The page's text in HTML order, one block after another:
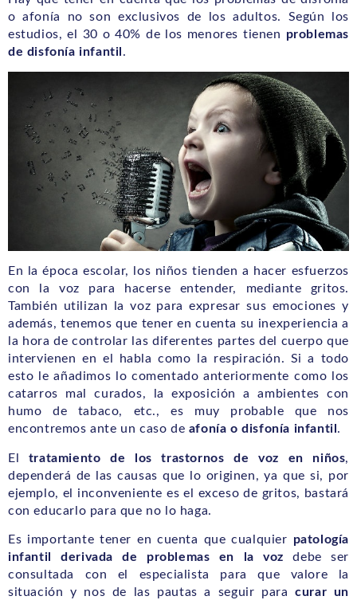
o afonía no son exclusivos de los adultos. Según los
estudios, el 30 o 40% de los menores tienen problemas
de disfonía infantil .
En la época escolar, los niños tienden a hacer esfuerzos
con la voz para hacerse entender, mediante gritos.
También utilizan la voz para expresar sus emociones y
además, tenemos que tener en cuenta su inexperiencia a
la hora de controlar las diferentes partes del cuerpo que
intervienen en el habla como la respiración. Si a todo
esto le añadimos lo comentado anteriormente como los
catarros mal curados, la exposición a ambientes con
humo de tabaco, etc., es muy probable que nos
encontremos ante un caso de afonía o disfonía infantil .
El tratamiento de los trastornos de voz en niños,
dependerá de las causas que lo originen, ya que si, por
ejemplo, el inconveniente es el exceso de gritos, bastará
con educarlo para que no lo haga.
Es importante tener en cuenta que cualquier patología
infantil derivada de problemas en la voz debe ser
consultada con el especialista para que valore la
situación y nos de las pautas a seguir paracurar un